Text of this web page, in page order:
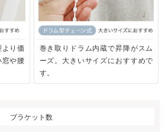
り価
や腰
巻き取りドラム内蔵で昇降がスム
ーズ。大きいサイズにおすすめで
す。
ブラケット数